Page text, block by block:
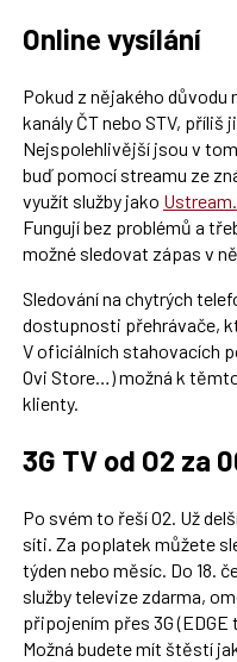
Online vysílání
Pokud z nějakého
kanály ČT nebo STV, příliš
Nejspolehlivější jsou v
buď pomocí streamu ze
využít služby jako
Fungují bez problémů a
možné sledovat zápas v
Sledování na chytrých
dostupnosti přehrávače,
V oficiálních stahovacích
Ovi Store…) možná k
klienty.
3G TV od O2 za
Po svém to řeší O2. Už
síti. Za poplatek můžete
týden nebo měsíc. Do 18.
služby televize zdarma,
připojením přes 3G
Možná budete mít štěstí